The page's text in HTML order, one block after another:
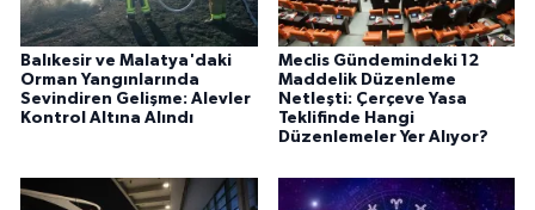
Balıkesir ve Malatya'daki
Orman Yangınlarında
Sevindiren Gelişme: Alevler
Kontrol Altına Alındı
Meclis Gündemindeki 12
Maddelik Düzenleme
Netleşti: Çerçeve Yasa
Teklifinde Hangi
Düzenlemeler Yer Alıyor?